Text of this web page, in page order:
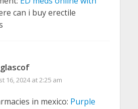
can i buy erectile
16, 2024 at 2:25 am
in mexico: Purple